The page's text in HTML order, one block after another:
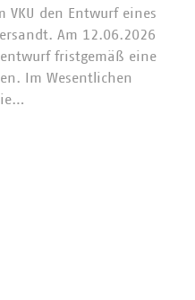
VKU den Entwurf eines
Am 12.06.2026
fristgemäß eine
Im Wesentlichen